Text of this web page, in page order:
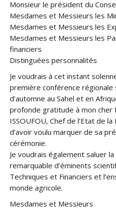
Monsieur le président du
Mesdames et Messieurs les
Mesdames et Messieurs les
Mesdames et Messieurs les
financiers
Distinguées personnalités
Je voudrais à cet instant
première conférence régionale
d’automne au Sahel et en
profonde gratitude à mon cher
ISSOUFOU, Chef de l’Etat de
d’avoir voulu marquer de sa
cérémonie.
Je voudrais également saluer
remarquable d’éminents
Techniques et Financiers et
monde agricole.
Mesdames et Messieurs